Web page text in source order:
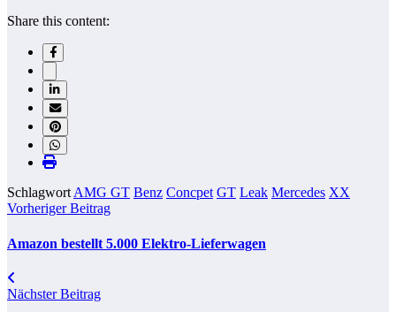
Share this content:
Schlagwort AMG GT Benz Concpet GT Leak Mercedes XX
Vorheriger Beitrag
Amazon bestellt 5.000 Elektro-Lieferwagen
Nächster Beitrag